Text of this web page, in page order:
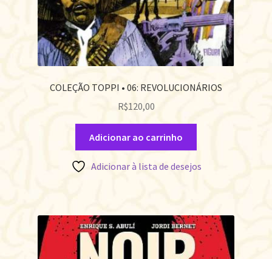
COLEÇÃO TOPPI • 06: REVOLUCIONÁRIOS
R$120,00
Adicionar ao carrinho
Adicionar à lista de desejos